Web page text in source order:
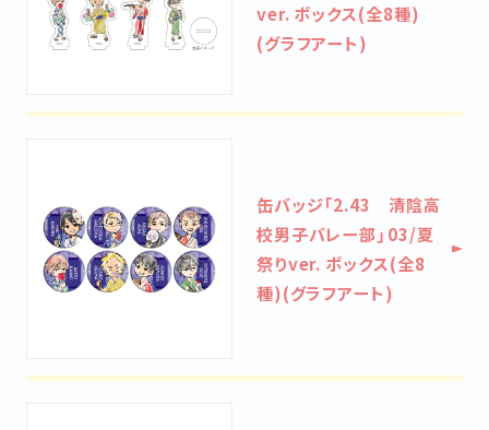
ver. ボックス(全8種)
(グラフアート)
缶バッジ「2.43 清陰高
校男子バレー部」03/夏
祭りver. ボックス(全8
種)(グラフアート)